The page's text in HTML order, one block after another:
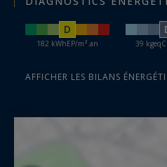
D
182 kWhEP/m².an 39
AFFICHER LES BILANS